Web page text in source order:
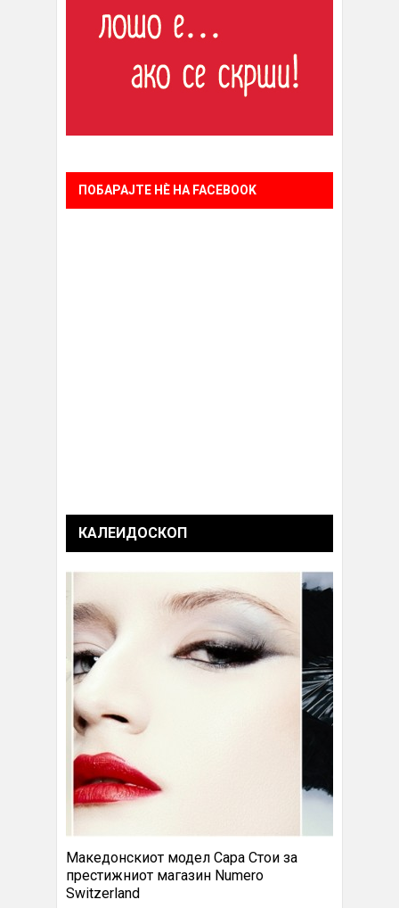
ПОБАРАЈТЕ НÈ НА FACEBOOK
КАЛЕИДОСКОП
Македонскиот модел Сара Стои за
престижниот магазин Numero
Switzerland